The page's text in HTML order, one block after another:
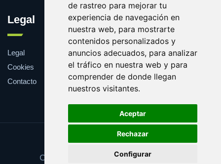
de rastreo para mejorar tu
experiencia de navegación en
nuestra web, para mostrarte
contenidos personalizados y
anuncios adecuados, para analizar
el tráfico en nuestra web y para
comprender de donde llegan
nuestros visitantes.
Aceptar
Rechazar
Configurar
Legal
Legal
Cookies
Contacto
Update cookies preferences
Copyright © 2025 peliculasgratis.net